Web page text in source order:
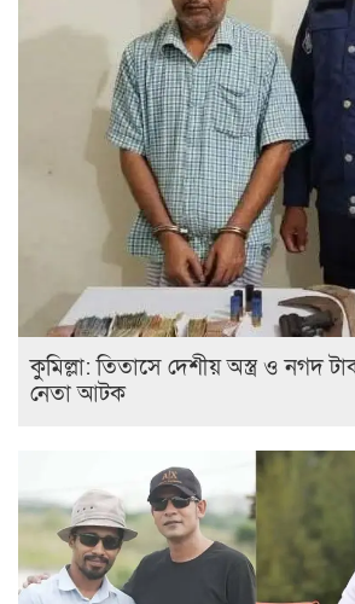
কুমিল্লা: তিতাসে দেশীয় অস্ত্র ও নগদ
নেতা আটক